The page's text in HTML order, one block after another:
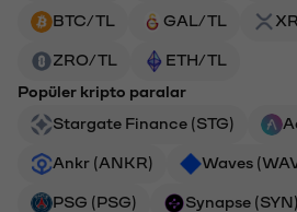
BTC/TL GAL/TL
ZRO/TL
ETH/TL
Popüler kripto paralar
Stargate Finance (STG)
Ankr (ANKR) Waves
PSG (PSG) Synapse (SYN)